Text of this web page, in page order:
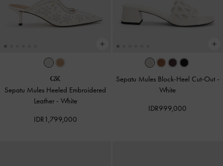
Sepatu Mules Heeled Embroidered
Leather - White
IDR1,799,000
Sepatu Mules Block-Heel Cut-Out -
White
IDR999,000